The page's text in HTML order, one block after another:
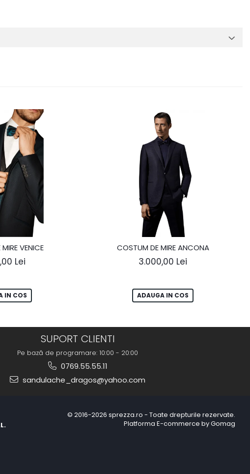
VENICE
Lei
IN COS
COSTUM DE MIRE ANCONA
3.000,00 Lei
ADAUGA IN COS
SUPORT CLIENTI
Pe bază de programare: 10:00 - 20:00
0769.55.55.11
sandulache_dragos@yahoo.com
© 2016-2026 sprezza.ro - Toate drepturile rezervate.
Platforma E-commerce by Gomag